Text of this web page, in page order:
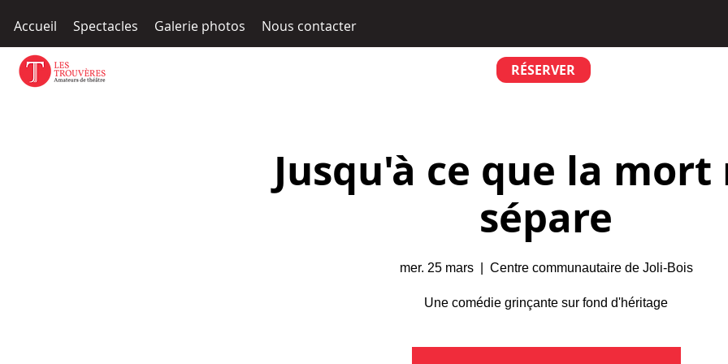
Accueil Spectacles Galerie photos Nous contacter
RÉSERVER
Jusqu'à ce que la mort
sépare
mer. 25 mars
  |
Centre communautaire de Joli-Bois
Une comédie grinçante sur fond d'héritage